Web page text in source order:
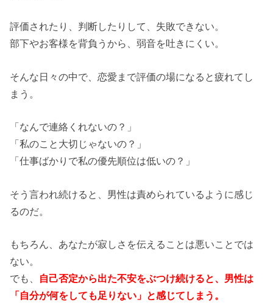
評価されたり、判断したりして、失敗できない。
部下やお客様を背負うから、弱音を吐きにくい。
そんな日々の中で、恋愛まで評価の場になると疲れてし
まう。
「なんで連絡くれないの？」
「私のこと大切じゃないの？」
「仕事ばかりで私の優先順位は低いの？」
そう言われ続けると、男性は責められているように感じ
るのだ。
もちろん、あなたが寂しさを伝えることは悪いことでは
ない。
でも、 自己否定から出た不安をぶつけ続けると、男性は
「自分が何をしても足りない」と感じてしまう。